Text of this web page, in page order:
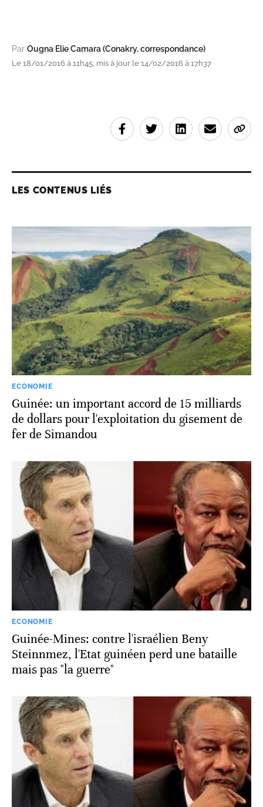
Par Ougna Elie Camara (Conakry, correspondance)
Le 18/01/2016 à 11h45, mis à jour le 14/02/2016 à 17h37
LES CONTENUS LIÉS
ECONOMIE
Guinée: un important accord de 15 milliards
de dollars pour l'exploitation du gisement de
fer de Simandou
ECONOMIE
Guinée-Mines: contre l'israélien Beny
Steinnmez, l'Etat guinéen perd une bataille
mais pas "la guerre"